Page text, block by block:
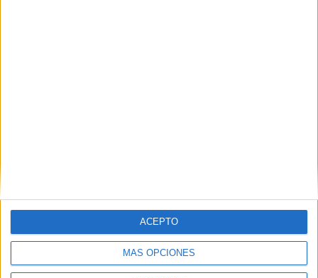
MÁS OPCIONES
ACEPTO
Y como regalo de agradecimiento, por registrarte te daremos
gratis una copia de nuestro ebook con 100 consejos para tu
primer año de universidad